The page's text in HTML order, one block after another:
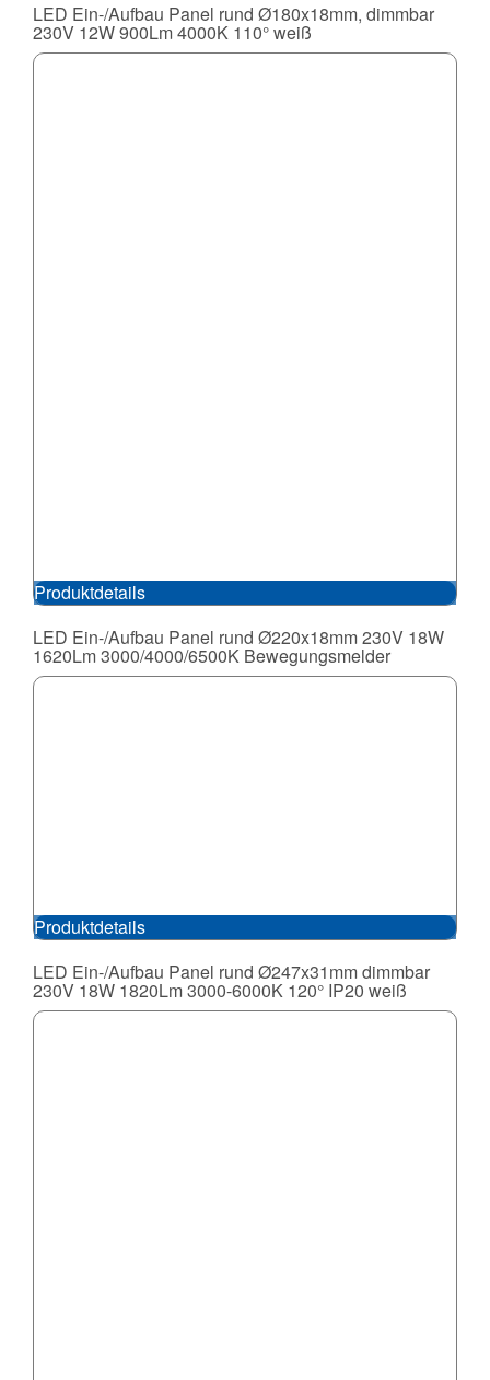
LED Ein-/Aufbau Panel rund Ø180x18mm, dimmbar
230V 12W 900Lm 4000K 110° weiß
Produktdetails
LED Ein-/Aufbau Panel rund Ø220x18mm 230V 18W
1620Lm 3000/4000/6500K Bewegungsmelder
Produktdetails
LED Ein-/Aufbau Panel rund Ø247x31mm dimmbar
230V 18W 1820Lm 3000-6000K 120° IP20 weiß